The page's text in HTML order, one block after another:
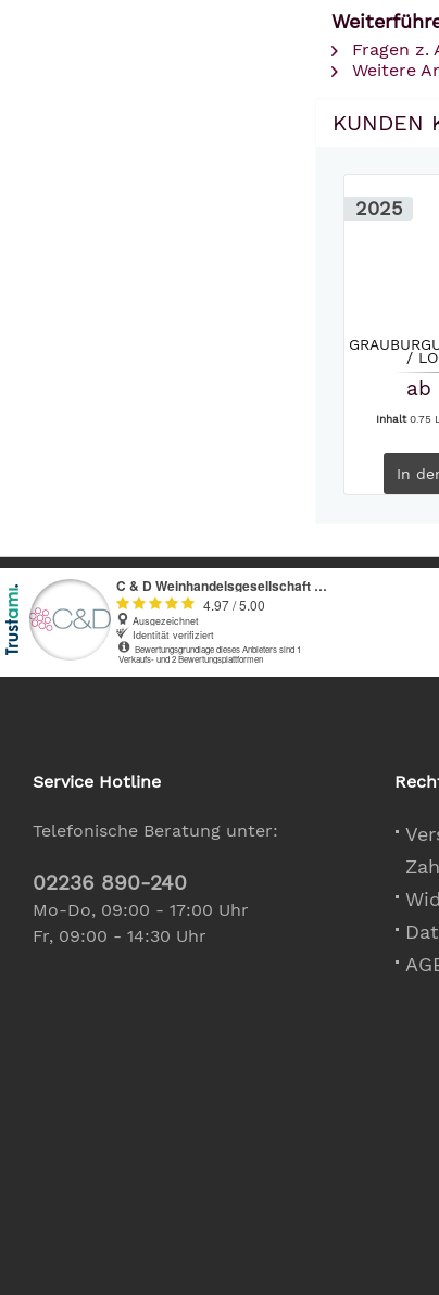
Fragen z.
Weitere
KUNDEN
2025
/
ab
Inhalt0.75
In
Service Hotline
Telefonische Beratung unter:
02236 890-240
Mo-Do, 09:00 - 17:00 Uhr
Fr, 09:00 - 14:30 Uhr